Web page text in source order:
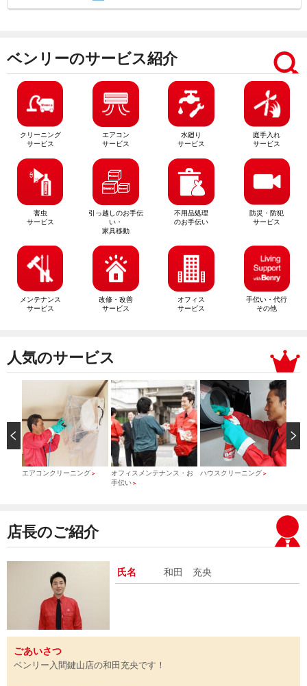
ベンリーのサービス紹介
クリーニング
サービス
エアコン
サービス
水廻り
サービス
庭手入れ
サービス
害虫
サービス
引っ越しのお手伝
い・
家具移動
不用品処理
のお手伝い
防災・防犯
サービス
メンテナンス
サービス
改修・改善
サービス
オフィス
サービス
手伝い・代行
その他
人気のサービス
エアコンクリーニング ＞
オフィスメンテナンス・お
手伝い ＞
ハウスクリーニング ＞
店長のご紹介
氏名 和田 充央
ごあいさつ
ベンリー入間鍵山店の和田充央です！